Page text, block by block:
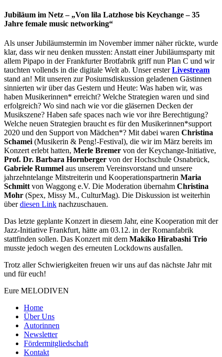
Jubiläum im Netz – „Von lila Latzhose bis Keychange – 35
Jahre female music networking“
Als unser Jubiläumstermin im November immer näher rückte, wurde
klar, dass wir neu denken mussten: Anstatt einer Jubiläumsparty mit
allem Pipapo in der Frankfurter Brotfabrik griff nun Plan C und wir
tauchten vollends in die digitale Welt ab. Unser ersterLivestream
stand an! Mit unseren zur Posiumsdiskussion geladenen Gästinnen
sinnierten wir über das Gestern und Heute: Was haben wir, was
haben Musikerinnen* erreicht? Welche Strategien waren und sind
erfolgreich? Wo sind nach wie vor die gläsernen Decken der
Musikszene? Haben safe spaces nach wie vor ihre Berechtigung?
Welche neuen Strategien braucht es für den Musikerinnen*support
2020 und den Support von Mädchen*? Mit dabei waren Christina
Schamei (Musikerin & Peng!-Festival), die wir im März bereits im
Konzert erlebt hatten, Merle Bremer von der Keychange-Initiative,
Prof. Dr. Barbara Hornberger von der Hochschule Osnabrück,
Gabriele Rummel aus unserem Vereinsvorstand und unsere
jahrzehntelange Mitstreiterin und Kooperationspartnerin Maria
Schmitt von Waggong e.V. Die Moderation übernahm Christina
Mohr (Spex, Missy M., CulturMag). Die Diskussion ist weiterhin
überdiesen Link nachzuschauen.
Das letzte geplante Konzert in diesem Jahr, eine Kooperation mit der
Jazz-Initiative Frankfurt, hätte am 03.12. in der Romanfabrik
stattfinden sollen. Das Konzert mit dem Makiko Hirabashi Trio
musste jedoch wegen des erneuten Lockdowns ausfallen.
Trotz aller Schwierigkeiten freuen wir uns auf das nächste Jahr mit
und für euch!
Eure MELODIVEN
Home
Über Uns
Autorinnen
Newsletter
Fördermitgliedschaft
Kontakt